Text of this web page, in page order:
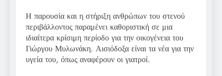
Η παρουσία και η στήριξη ανθρώπων του στενού
περιβάλλοντος παραμένει καθοριστική σε μια
ιδιαίτερα κρίσιμη περίοδο για την οικογένεια του
Γιώργου Μυλωνάκη. Αισιόδοξα είναι τα νέα για την
υγεία του, όπως αναφέρουν οι γιατροί.